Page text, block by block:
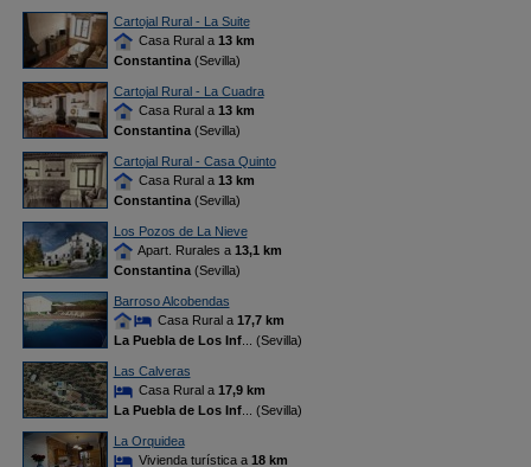
Cartojal Rural - La Suite
Casa Rural a 13 km
Constantina(Sevilla)
Cartojal Rural - La Cuadra
Casa Rural a 13 km
Constantina(Sevilla)
Cartojal Rural - Casa Quinto
Casa Rural a 13 km
Constantina(Sevilla)
Los Pozos de La Nieve
Apart. Rurales a 13,1 km
Constantina(Sevilla)
Barroso Alcobendas
Casa Rural a 17,7 km
La Puebla de Los Inf... (Sevilla)
Las Calveras
Casa Rural a 17,9 km
La Puebla de Los Inf... (Sevilla)
La Orquidea
Vivienda turística a 18 km